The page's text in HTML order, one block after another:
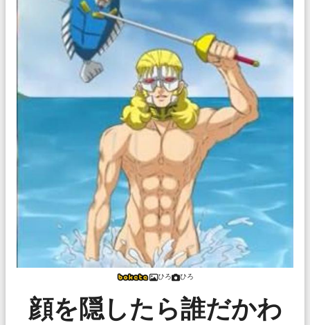
ひろ ひろ
顔を隠したら誰だかわ